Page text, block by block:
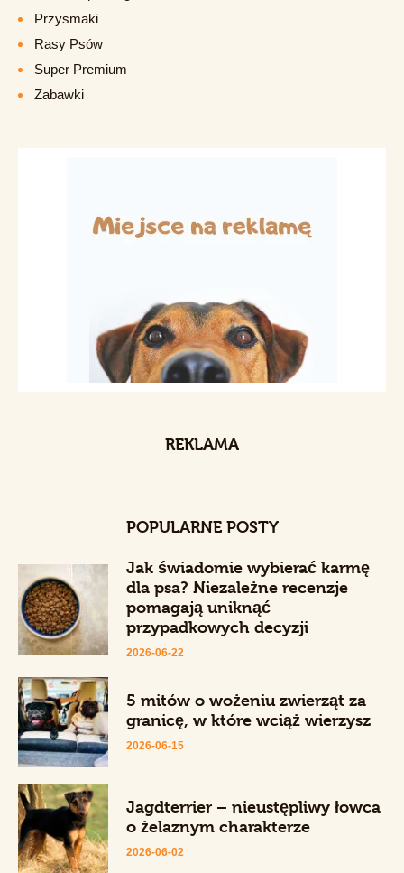
Przysmaki
Rasy Psów
Super Premium
Zabawki
REKLAMA
POPULARNE POSTY
Jak świadomie wybierać karmę
dla psa? Niezależne recenzje
pomagają uniknąć
przypadkowych decyzji
2026-06-22
5 mitów o wożeniu zwierząt za
granicę, w które wciąż wierzysz
2026-06-15
Jagdterrier – nieustępliwy łowca
o żelaznym charakterze
2026-06-02